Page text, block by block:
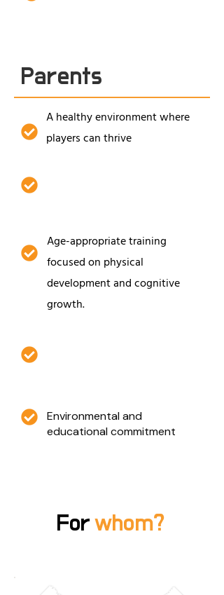
Parents
A healthy environment where
players can thrive
Age-appropriate training
focused on physical
development and cognitive
growth.
Environmental and
educational commitment
For whom?